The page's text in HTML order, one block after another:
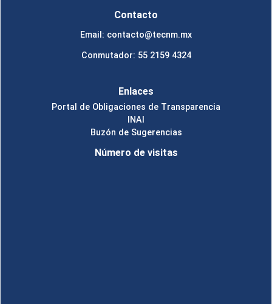
Contacto
Email: contacto@tecnm.mx
Conmutador: 55 2159 4324
Enlaces
Portal de Obligaciones de Transparencia
INAI
Buzón de Sugerencias
Número de visitas